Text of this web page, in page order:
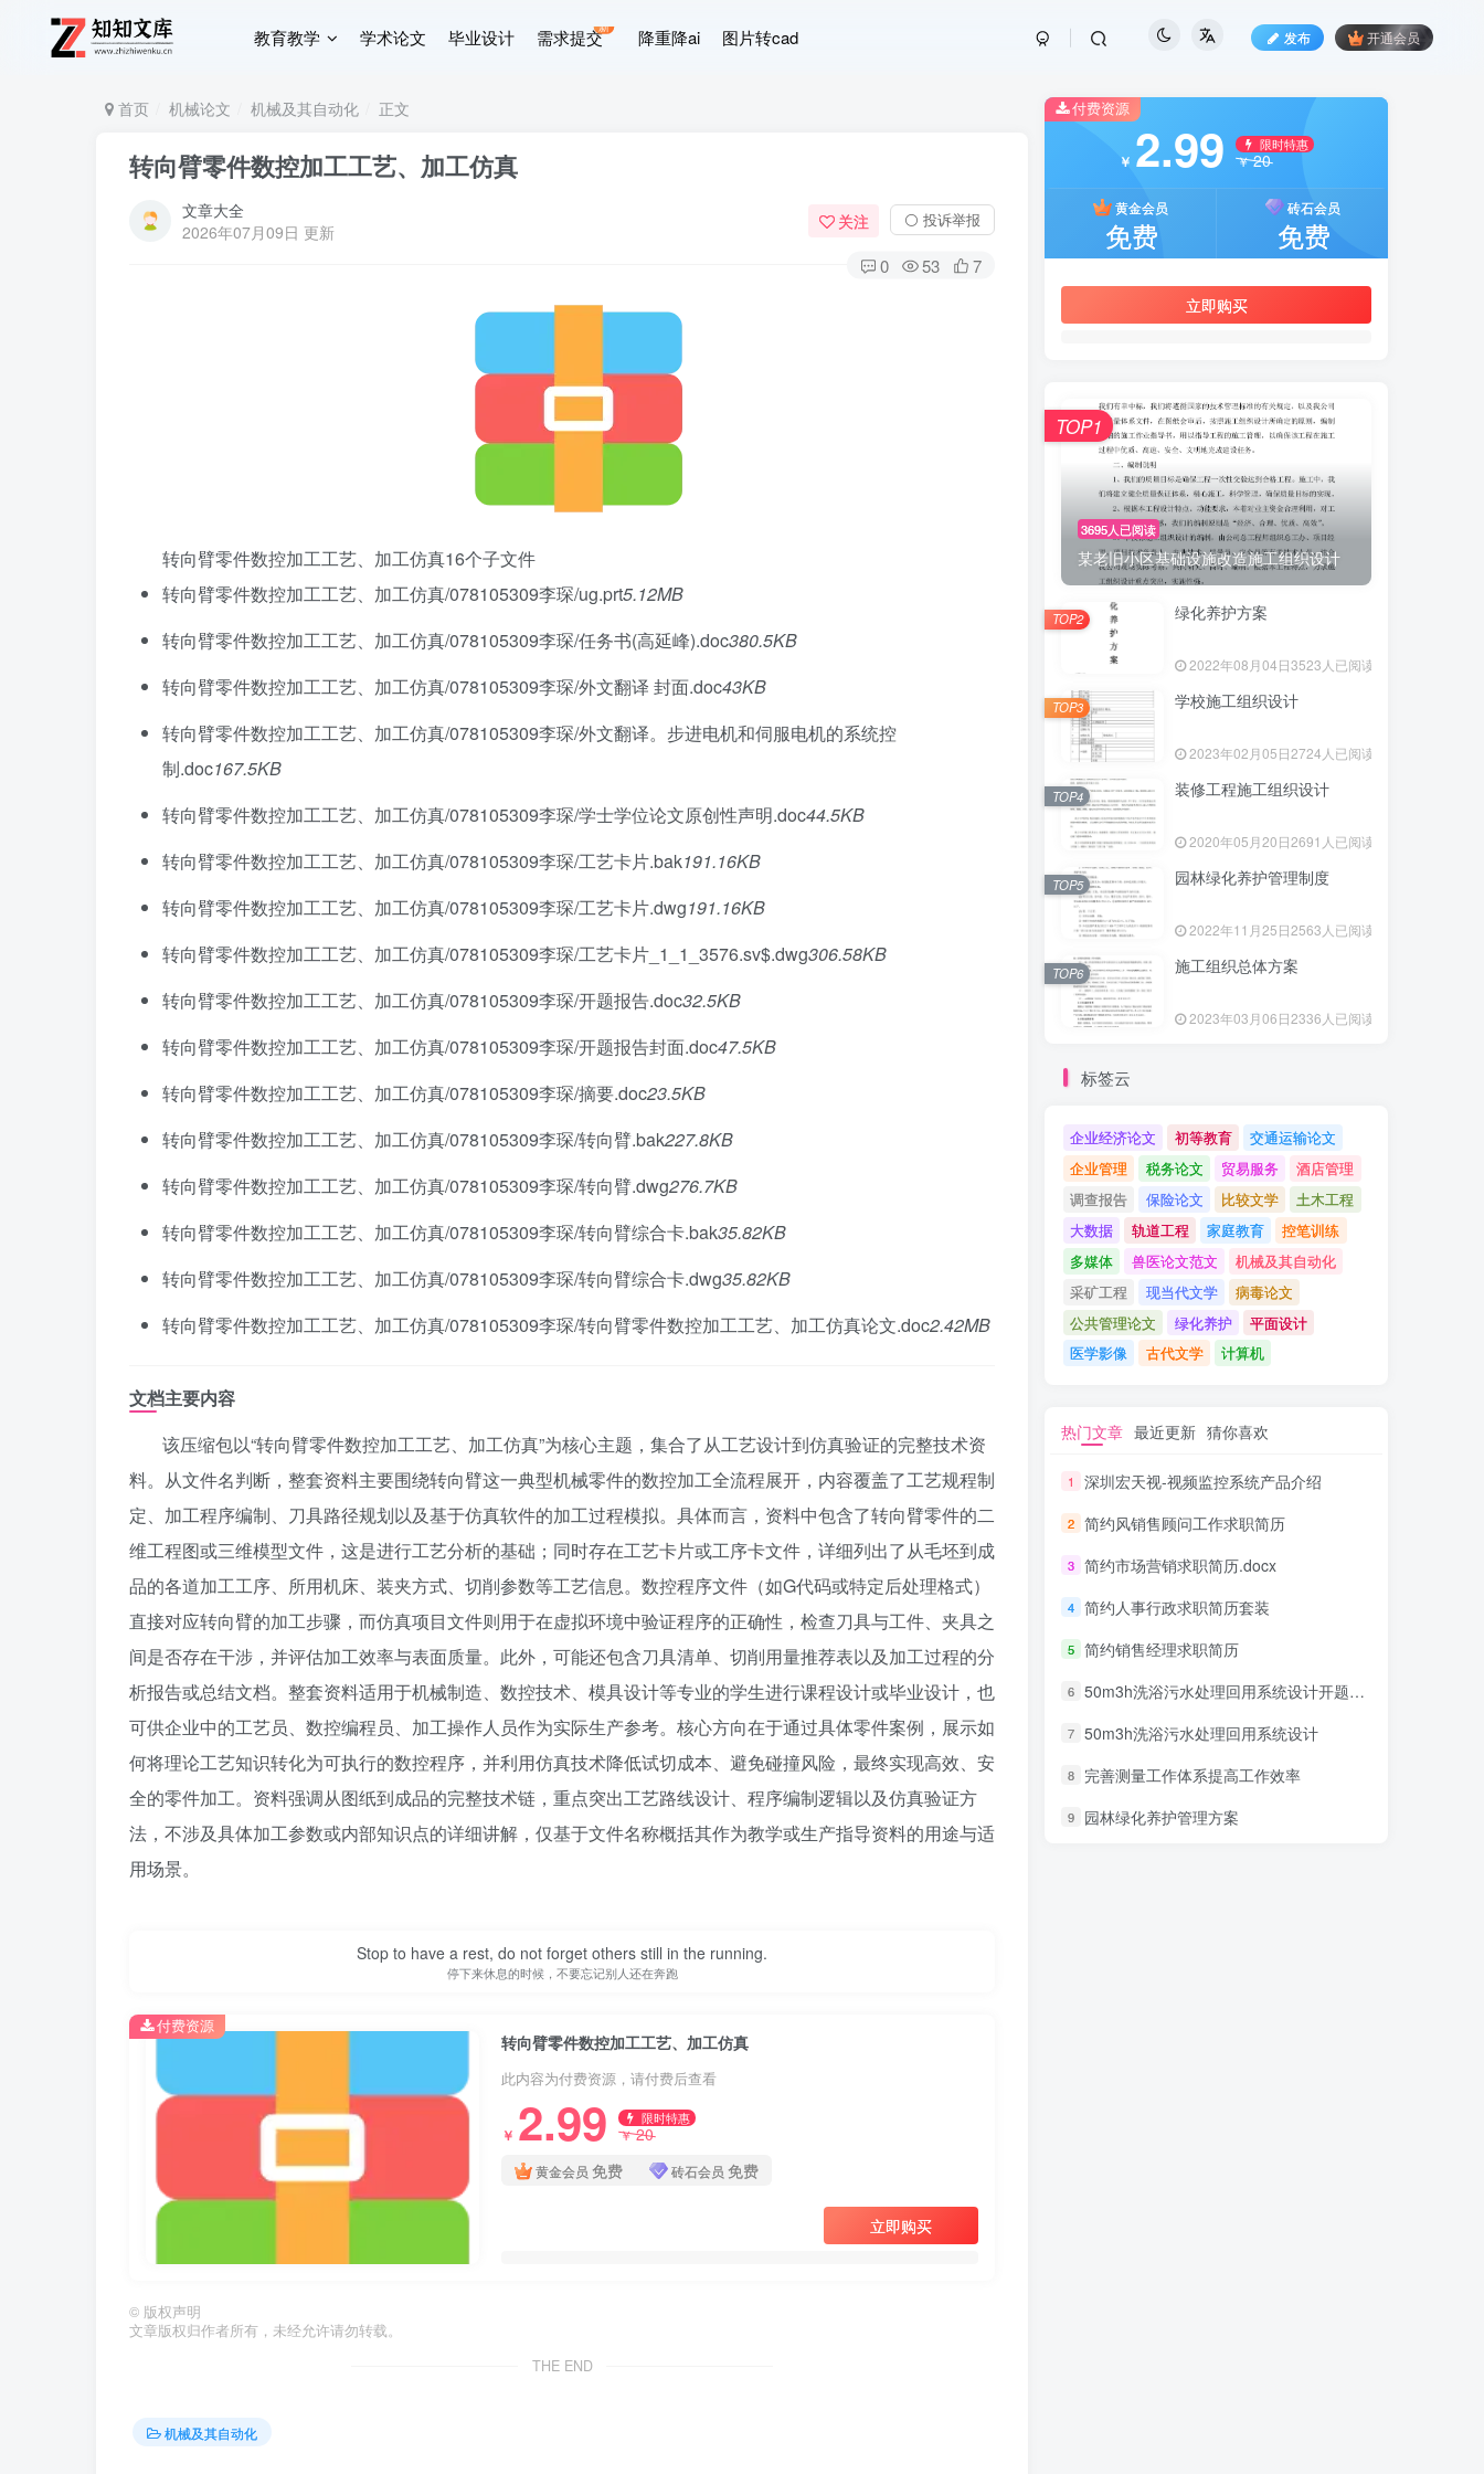
教育教学 学术论文 毕业设计 需求提交新 降重降ai 图片转cad 发布 开通会员
首页 机械论文 机械及其自动化 正文
转向臂零件数控加工工艺、加工仿真
文章大全
2026年07月09日 更新
关注 ⚪ 投诉举报
0 53 7
转向臂零件数控加工工艺、加工仿真16个子文件
转向臂零件数控加工工艺、加工仿真/078105309李琛/ug.prt5.12MB
转向臂零件数控加工工艺、加工仿真/078105309李琛/任务书(高延峰).doc380.5KB
转向臂零件数控加工工艺、加工仿真/078105309李琛/外文翻译 封面.doc43KB
转向臂零件数控加工工艺、加工仿真/078105309李琛/外文翻译。步进电机和伺服电机的系统控
制.doc167.5KB
转向臂零件数控加工工艺、加工仿真/078105309李琛/学士学位论文原创性声明.doc44.5KB
转向臂零件数控加工工艺、加工仿真/078105309李琛/工艺卡片.bak191.16KB
转向臂零件数控加工工艺、加工仿真/078105309李琛/工艺卡片.dwg191.16KB
转向臂零件数控加工工艺、加工仿真/078105309李琛/工艺卡片_1_1_3576.sv$.dwg306.58KB
转向臂零件数控加工工艺、加工仿真/078105309李琛/开题报告.doc32.5KB
转向臂零件数控加工工艺、加工仿真/078105309李琛/开题报告封面.doc47.5KB
转向臂零件数控加工工艺、加工仿真/078105309李琛/摘要.doc23.5KB
转向臂零件数控加工工艺、加工仿真/078105309李琛/转向臂.bak227.8KB
转向臂零件数控加工工艺、加工仿真/078105309李琛/转向臂.dwg276.7KB
转向臂零件数控加工工艺、加工仿真/078105309李琛/转向臂综合卡.bak35.82KB
转向臂零件数控加工工艺、加工仿真/078105309李琛/转向臂综合卡.dwg35.82KB
转向臂零件数控加工工艺、加工仿真/078105309李琛/转向臂零件数控加工工艺、加工仿真论文.doc2.42MB
文档主要内容
该压缩包以“转向臂零件数控加工工艺、加工仿真”为核心主题，集合了从工艺设计到仿真验证的完整技术资
料。从文件名判断，整套资料主要围绕转向臂这一典型机械零件的数控加工全流程展开，内容覆盖了工艺规程制
定、加工程序编制、刀具路径规划以及基于仿真软件的加工过程模拟。具体而言，资料中包含了转向臂零件的二
维工程图或三维模型文件，这是进行工艺分析的基础；同时存在工艺卡片或工序卡文件，详细列出了从毛坯到成
品的各道加工工序、所用机床、装夹方式、切削参数等工艺信息。数控程序文件（如G代码或特定后处理格式）
直接对应转向臂的加工步骤，而仿真项目文件则用于在虚拟环境中验证程序的正确性，检查刀具与工件、夹具之
间是否存在干涉，并评估加工效率与表面质量。此外，可能还包含刀具清单、切削用量推荐表以及加工过程的分
析报告或总结文档。整套资料适用于机械制造、数控技术、模具设计等专业的学生进行课程设计或毕业设计，也
可供企业中的工艺员、数控编程员、加工操作人员作为实际生产参考。核心方向在于通过具体零件案例，展示如
何将理论工艺知识转化为可执行的数控程序，并利用仿真技术降低试切成本、避免碰撞风险，最终实现高效、安
全的零件加工。资料强调从图纸到成品的完整技术链，重点突出工艺路线设计、程序编制逻辑以及仿真验证方
法，不涉及具体加工参数或内部知识点的详细讲解，仅基于文件名称概括其作为教学或生产指导资料的用途与适
用场景。
Stop to have a rest, do not forget others still in the running.
停下来休息的时候，不要忘记别人还在奔跑
转向臂零件数控加工工艺、加工仿真
此内容为付费资源，请付费后查看
￥ 2.99 限时特惠
￥20
黄金会员 免费 砖石会员 免费
立即购买
付费资源
© 版权声明
文章版权归作者所有，未经允许请勿转载。
THE END
机械及其自动化
付费资源
￥ 2.99 限时特惠
￥20
黄金会员
免费
砖石会员
免费
立即购买
3695人已阅读
某老旧小区基础设施改造施工组织设计
TOP1
绿化养护方案
2022年08月04日3523人已阅读
TOP2
学校施工组织设计
2023年02月05日2724人已阅读
TOP3
装修工程施工组织设计
2020年05月20日2691人已阅读
TOP4
园林绿化养护管理制度
2022年11月25日2563人已阅读
TOP5
施工组织总体方案
2023年03月06日2336人已阅读
TOP6
标签云
企业经济论文 初等教育
交通运输论文
企业管理
税务论文 贸易服务
酒店管理
调查报告
保险论文 比较文学
土木工程
大数据
轨道工程 家庭教育
控笔训练
多媒体
兽医论文范文
机械及其自动化
采矿工程
现当代文学
病毒论文
公共管理论文
绿化养护
平面设计
医学影像
古代文学 计算机
热门文章 最近更新 猜你喜欢
1 深圳宏天视-视频监控系统产品介绍
2 简约风销售顾问工作求职简历
3 简约市场营销求职简历.docx
4 简约人事行政求职简历套装
5 简约销售经理求职简历
6 50m3h洗浴污水处理回用系统设计开题报告
7 50m3h洗浴污水处理回用系统设计
8 完善测量工作体系提高工作效率
9 园林绿化养护管理方案